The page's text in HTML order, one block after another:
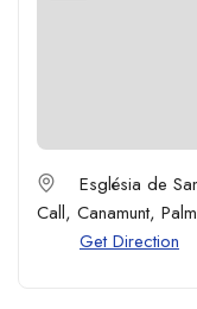
Església de
Call, Canamunt,
Get Direction